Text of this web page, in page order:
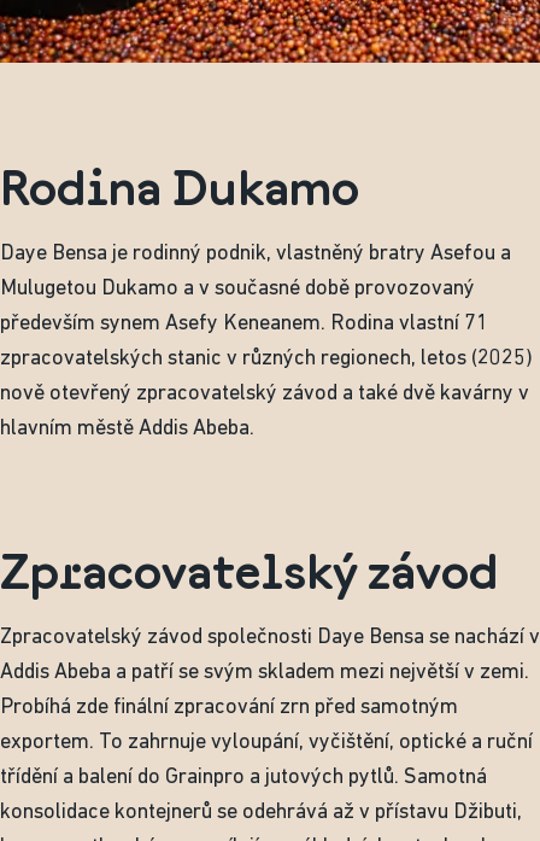
Rodina Dukamo
Daye Bensa je rodinný podnik, vlastněný bratry Asefou a
Mulugetou Dukamo a v současné době provozovaný
především synem Asefy Keneanem. Rodina vlastní 71
zpracovatelských stanic v různých regionech, letos (2025)
nově otevřený zpracovatelský závod a také dvě kavárny v
hlavním městě Addis Abeba.
Zpracovatelský závod
Zpracovatelský závod společnosti Daye Bensa se nachází v
Addis Abeba a patří se svým skladem mezi největší v zemi.
Probíhá zde finální zpracování zrn před samotným
exportem. To zahrnuje vyloupání, vyčištění, optické a ruční
třídění a balení do Grainpro a jutových pytlů. Samotná
konsolidace kontejnerů se odehrává až v přístavu Džibuti,